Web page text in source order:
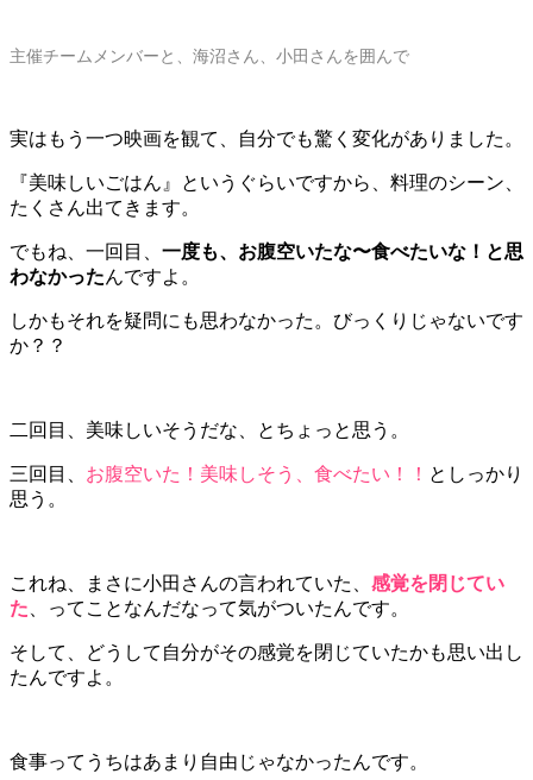
主催チームメンバーと、海沼さん、小田さんを囲んで
実はもう一つ映画を観て、自分でも驚く変化がありました。
『美味しいごはん』というぐらいですから、料理のシーン、
たくさん出てきます。
でもね、一回目、 一度も、お腹空いたな〜食べたいな！と思
わなかったんですよ。
しかもそれを疑問にも思わなかった。びっくりじゃないです
か？？
二回目、美味しいそうだな、とちょっと思う。
三回目、 お腹空いた！美味しそう、食べたい！！ としっかり
思う。
これね、まさに小田さんの言われていた、 感覚を閉じてい
た 、ってことなんだなって気がついたんです。
そして、どうして自分がその感覚を閉じていたかも思い出し
たんですよ。
食事ってうちはあまり自由じゃなかったんです。